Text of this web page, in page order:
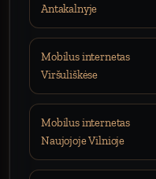
Antakalnyje
Mobilus internetas
Viršuliškėse
Mobilus internetas
Naujojoje Vilnioje